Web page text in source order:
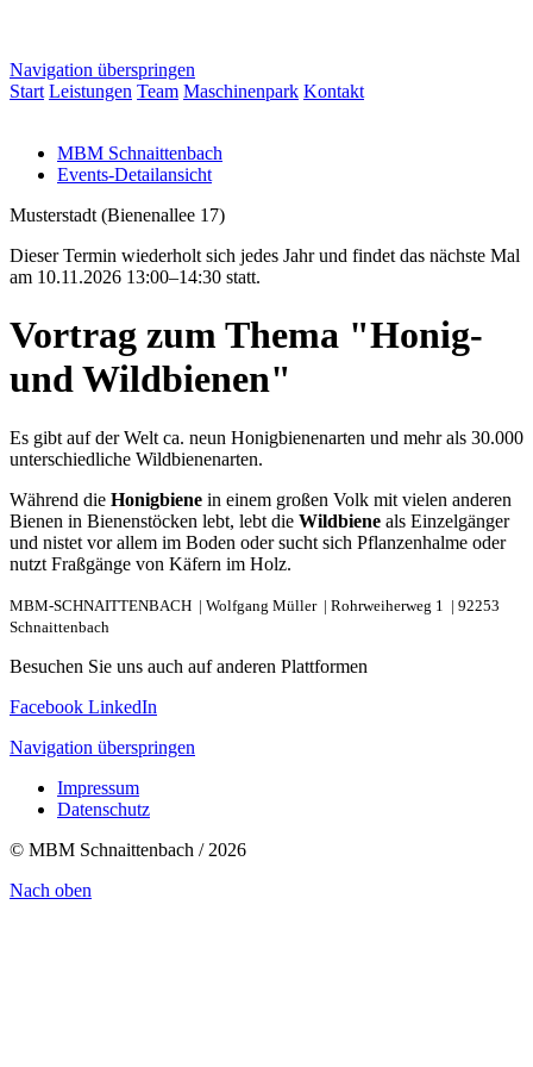
Navigation überspringen
Start Leistungen Team Maschinenpark Kontakt
MBM Schnaittenbach
Events-Detailansicht
Musterstadt (Bienenallee 17)
Dieser Termin wiederholt sich jedes Jahr und findet das nächste Mal
am 10.11.2026 13:00–14:30 statt.
Vortrag zum Thema "Honig-
und Wildbienen"
Es gibt auf der Welt ca. neun Honigbienenarten und mehr als 30.000
unterschiedliche Wildbienenarten.
Während die Honigbiene in einem großen Volk mit vielen anderen
Bienen in Bienenstöcken lebt, lebt die Wildbiene als Einzelgänger
und nistet vor allem im Boden oder sucht sich Pflanzenhalme oder
nutzt Fraßgänge von Käfern im Holz.
MBM-SCHNAITTENBACH | Wolfgang Müller | Rohrweiherweg 1 | 92253
Schnaittenbach
Besuchen Sie uns auch auf anderen Plattformen
Facebook LinkedIn
Navigation überspringen
Impressum
Datenschutz
© MBM Schnaittenbach / 2026
Nach oben